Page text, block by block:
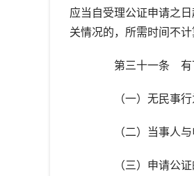
应当自受理公证申请之
关情况的，所需时间不计
第三十一条 有下
（一）无民事行为
（二）当事人与
（三）申请公证